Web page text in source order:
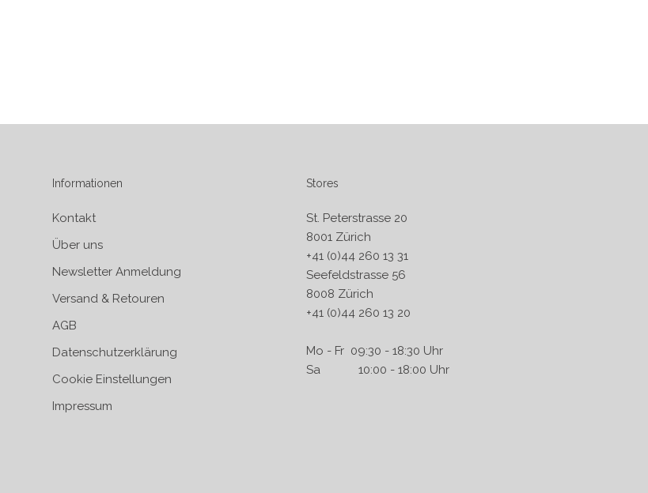
Informationen
Kontakt
Über uns
Newsletter Anmeldung
Versand & Retouren
AGB
Datenschutzerklärung
Cookie Einstellungen
Impressum
Stores
St. Peterstrasse 20
8001 Zürich
+41 (0)44 260 13 31
Seefeldstrasse 56
8008 Zürich
+41 (0)44 260 13 20
Mo - Fr 09:30 - 18:30 Uhr
Sa 10:00 - 18:00 Uhr